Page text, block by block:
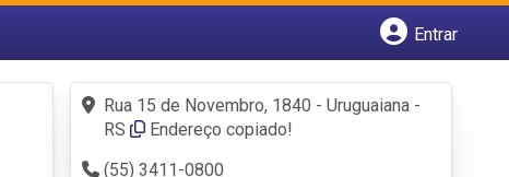
Entrar
Fazer login
Criar conta
Rua 15 de Novembro, 1840 - Uruguaiana -
RS
Endereço copiado!
(55) 3411-0800